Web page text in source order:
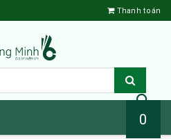
Thanh toán
0